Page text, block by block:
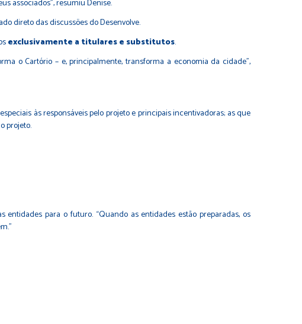
associados”, resumiu Denise.
direto das discussões do Desenvolve.
exclusivamente a titulares e substitutos.
o Cartório – e, principalmente, transforma a economia da cidade”,
às responsáveis pelo projeto e principais incentivadoras; as que
projeto.
entidades para o futuro. “Quando as entidades estão preparadas, os